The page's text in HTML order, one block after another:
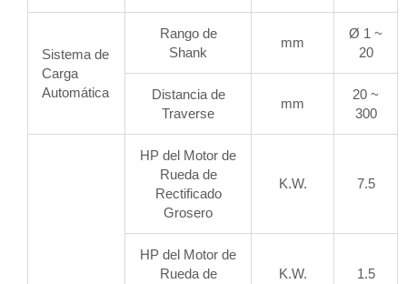
Sistema de
Carga
Automática
Rango de
Shank
mm
Ø 1 ~
20
Distancia de
Traverse
mm
20 ~
300
HP del Motor de
Rueda de
Rectificado
Grosero
K.W. 7.5
HP del Motor de
Rueda de
K.W. 1.5